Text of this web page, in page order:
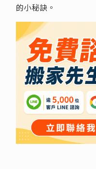
的小秘訣。